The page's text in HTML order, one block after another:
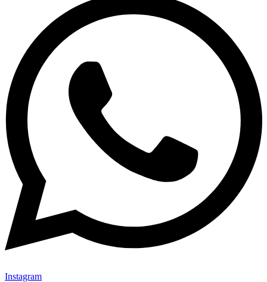
Instagram